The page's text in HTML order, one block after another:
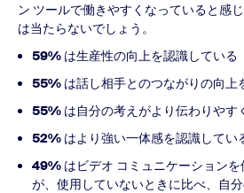
ン ツールで働きやすくなっていると感
は当たらないでしょう。
59% は生産性の向上を認識している
55% は話し相手とのつながりの向上
55% は自分の考えがより伝わりやす
52% はより強い一体感を認識してい
49% はビデオ コミュニケーション
が、使用していないときに比べ、自